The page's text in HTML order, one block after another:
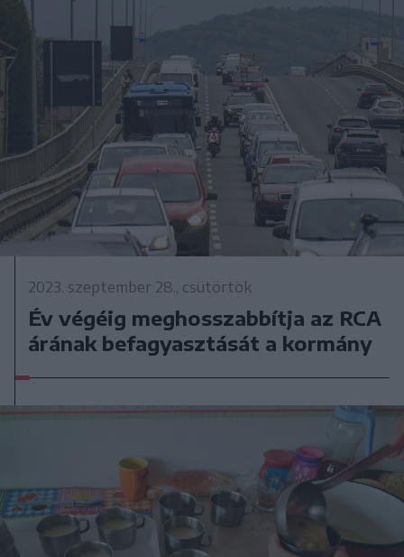
2023. szeptember 28., csütörtök
Év végéig meghosszabbítja az RCA
árának befagyasztását a kormány